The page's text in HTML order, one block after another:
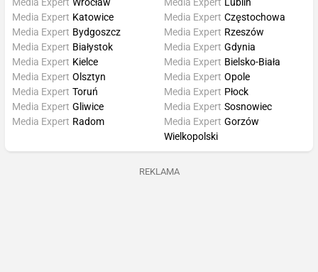
Media Expert Katowice
Media Expert Bydgoszcz
Media Expert Białystok
Media Expert Kielce
Media Expert Częstochowa
Media Expert Rzeszów
Media Expert Gdynia
Media Expert Bielsko-Biała
Media Expert Olsztyn
Media Expert Toruń
Media Expert Gliwice
Media Expert Radom
Media Expert Opole
Media Expert Płock
Media Expert Sosnowiec
Media Expert Gorzów
Wielkopolski
REKLAMA